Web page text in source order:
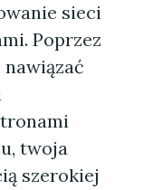
sieci
Poprzez
twoja
szerokiej